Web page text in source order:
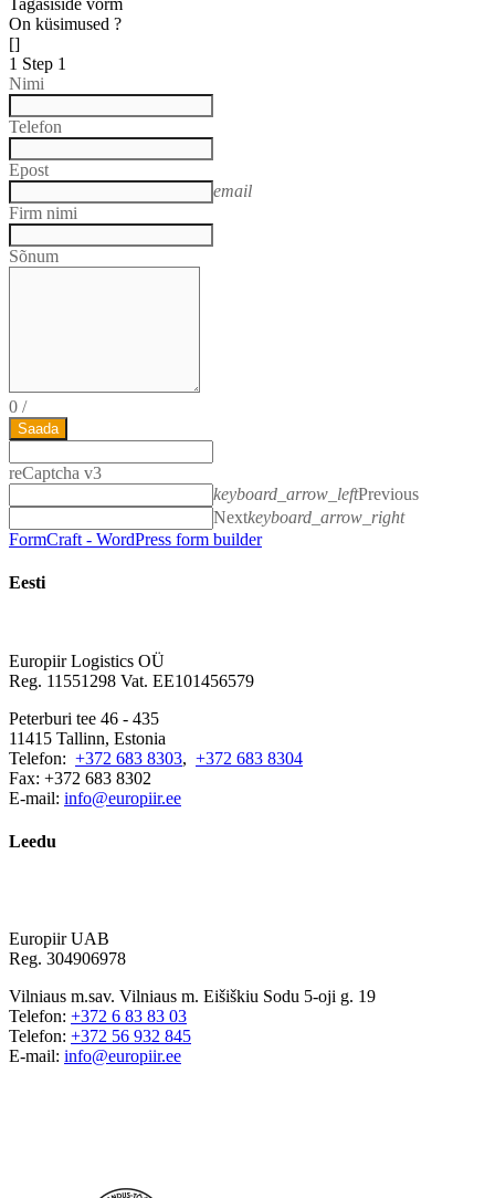
On küsimused ?
[]
1 Step 1
Nimi
Telefon
Epost
email
Firm nimi
Sõnum
0 /
Saada
reCaptcha v3
keyboard_arrow_leftPrevious
Nextkeyboard_arrow_right
FormCraft - WordPress form builder
Eesti
Europiir Logistics OÜ
Reg. 11551298 Vat. EE101456579
Peterburi tee 46 - 435
11415 Tallinn, Estonia
Telefon: +372 683 8303, +372 683 8304
Fax: +372 683 8302
E-mail: info@europiir.ee
Leedu
Europiir UAB
Reg. 304906978
Vilniaus m.sav. Vilniaus m. Eišiškiu Sodu 5-oji g. 19
Telefon: +372 6 83 83 03
Telefon: +372 56 932 845
E-mail: info@europiir.ee